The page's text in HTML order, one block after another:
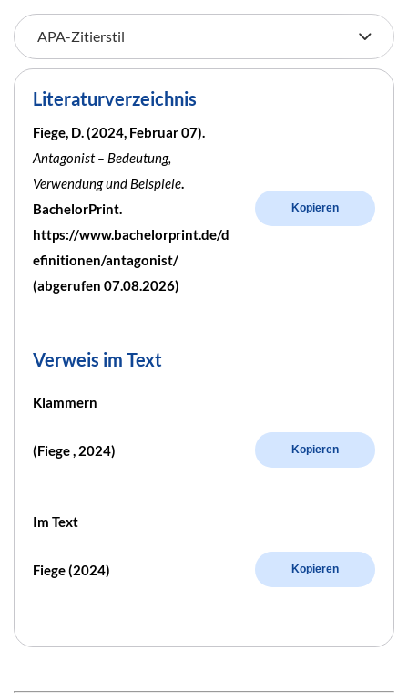
Literaturverzeichnis
Fiege, D. (2024, Februar 07).
Antagonist – Bedeutung,
Verwendung und Beispiele.
BachelorPrint.
https://www.bachelorprint.de/d
efinitionen/antagonist/
(abgerufen 07.08.2026)
Kopieren
Verweis im Text
Klammern
(Fiege , 2024) Kopieren
Im Text
Fiege (2024) Kopieren